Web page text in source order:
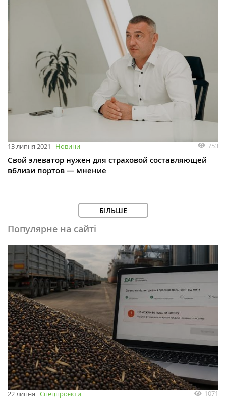
13 липня 2021 Новини 753
Свой элеватор нужен для страховой составляющей
вблизи портов — мнение
БІЛЬШЕ
Популярне на сайті
22 липня Спецпроєкти 1071